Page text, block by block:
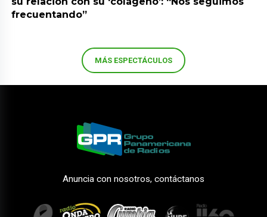
frecuentando”
MÁS ESPECTÁCULOS
Anuncia con nosotros, contáctanos